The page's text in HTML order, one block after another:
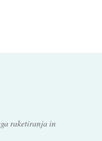
raketiranja in